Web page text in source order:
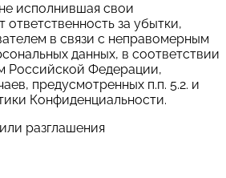
исполнившая свои
ответственность за убытки,
в связи с неправомерным
данных, в соответствии
Российской Федерации,
предусмотренных п.п. 5.2. и
Конфиденциальности.
разглашения